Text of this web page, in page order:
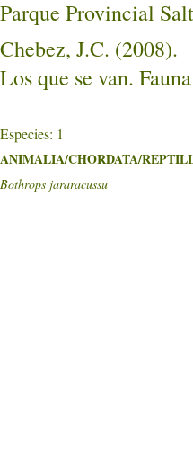
Parque Provincial
Chebez, J.C. (2008).
Los que se van.
Especies: 1
ANIMALIA/CHORDATA/
Bothrops jararacussu